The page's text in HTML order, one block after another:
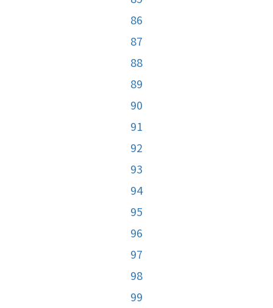
86
87
88
89
90
91
92
93
94
95
96
97
98
99